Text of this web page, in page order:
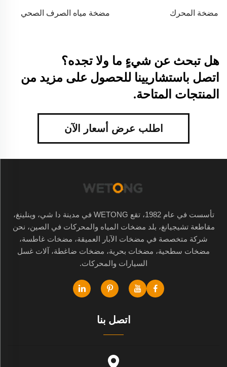
مضخة المحرك مضخة مياه الصرف الصحي
هل تبحث عن شيءٍ ما ولا تجده؟
اتصل باستشاريينا للحصول على مزيد من
المنتجات المتاحة.
اطلب عرض أسعار الآن
تأسست في عام 1982، تقع WETONG في مدينة دا شي، وينلينغ،
مقاطعة تشيجيانغ، بلد مضخات المياه والمحركات في الصين، نحن
شركة متخصصة في مضخات الآبار العميقة، مضخات غاطسة،
مضخات سطحية، مضخات بحرية، مضخات ضاغطة، آلات غسل
السيارات والمحركات.
اتصل بنا